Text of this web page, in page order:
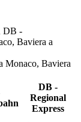
DB -
Baviera a
Monaco, Baviera
DB -
Regional
Express